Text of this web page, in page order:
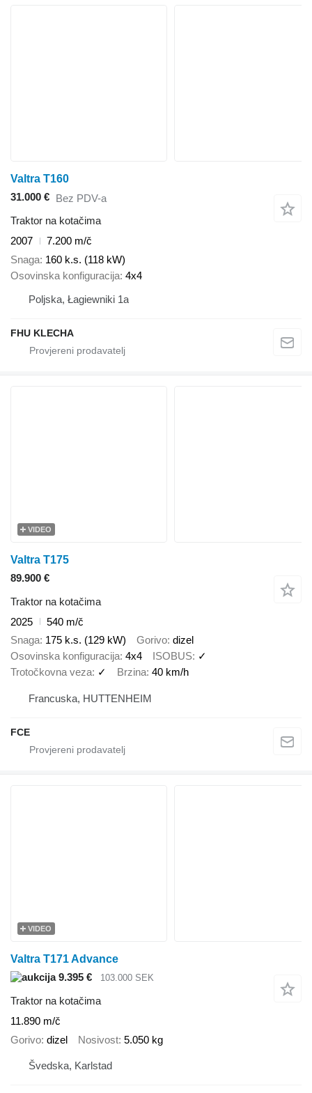
Valtra T160
31.000 € Bez PDV-a
Traktor na kotačima
2007
7.200 m/č
Snaga 160 k.s. (118 kW)
Osovinska konfiguracija 4x4
Poljska, Łagiewniki 1a
FHU KLECHA
VIDEO
Valtra T175
89.900 €
Traktor na kotačima
2025
540 m/č
Snaga 175 k.s. (129 kW) Gorivo dizel
Osovinska konfiguracija 4x4 ISOBUS ✓
Trotočkovna veza ✓ Brzina 40 km/h
Francuska, HUTTENHEIM
FCE
VIDEO
Valtra T171 Advance
9.395 €
103.000 SEK
Traktor na kotačima
11.890 m/č
Gorivo dizel Nosivost 5.050 kg
Švedska, Karlstad